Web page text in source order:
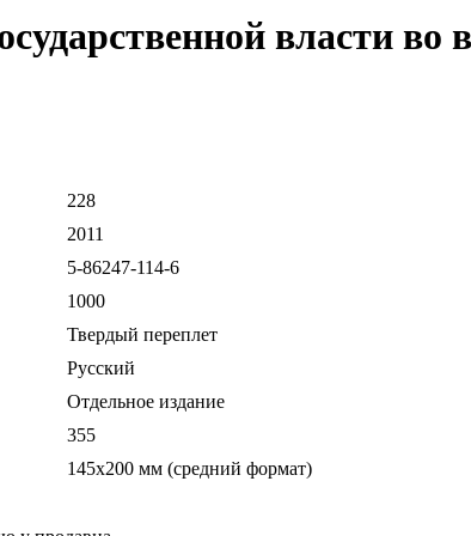
власти
228
2011
5-86247-114-6
1000
Твердый переплет
Русский
Отдельное издание
355
145х200 мм (средний формат)